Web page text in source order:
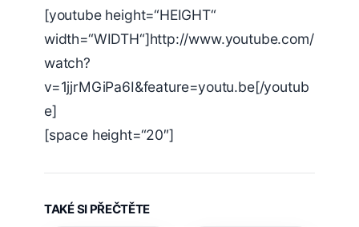
[youtube height=“HEIGHT“
width=“WIDTH“]http://www.youtube.com/
watch?
v=1jjrMGiPa6I&feature=youtu.be[/youtub
e]
[space height=“20″]
TAKÉ SI PŘEČTĚTE